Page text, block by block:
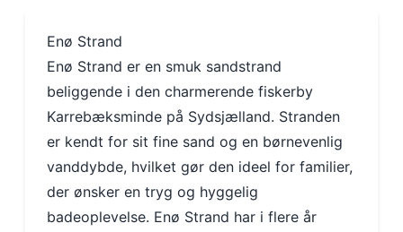
Enø Strand
Enø Strand er en smuk sandstrand
beliggende i den charmerende fiskerby
Karrebæksminde på Sydsjælland. Stranden
er kendt for sit fine sand og en børnevenlig
vanddybde, hvilket gør den ideel for familier,
der ønsker en tryg og hyggelig
badeoplevelse. Enø Strand har i flere år